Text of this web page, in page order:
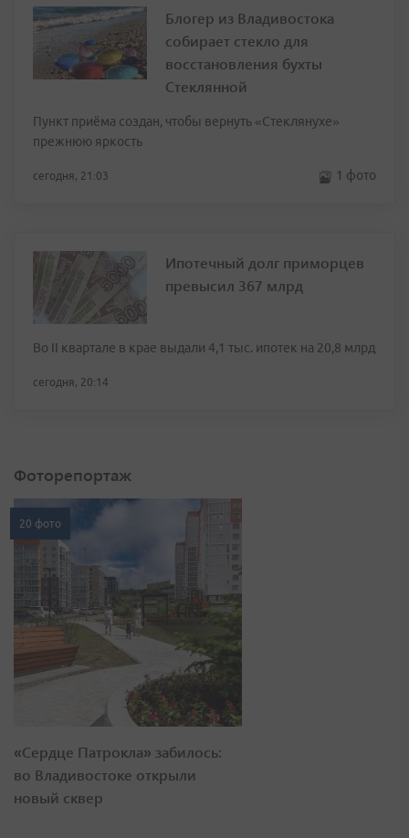
Блогер из Владивостока
собирает стекло для
восстановления бухты
Стеклянной
Пункт приёма создан, чтобы вернуть «Стеклянухе»
прежнюю яркость
сегодня, 21:03 1 фото
Ипотечный долг приморцев
превысил 367 млрд
Во II квартале в крае выдали 4,1 тыс. ипотек на 20,8 млрд
сегодня, 20:14
Фоторепортаж
20 фото
«Сердце Патрокла» забилось:
во Владивостоке открыли
новый сквер